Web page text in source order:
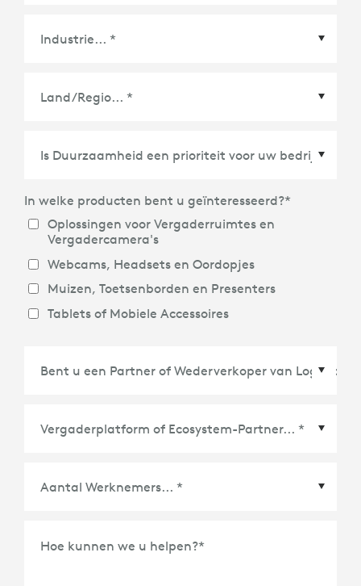
In welke producten bent u geïnteresseerd?*
Oplossingen voor Vergaderruimtes en
Vergadercamera's
Webcams, Headsets en Oordopjes
Muizen, Toetsenborden en Presenters
Tablets of Mobiele Accessoires
Hoe kunnen we u helpen?*